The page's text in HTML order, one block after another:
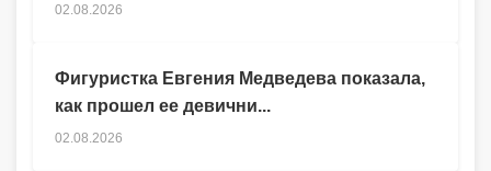
02.08.2026
Фигуристка Евгения Медведева показала,
как прошел ее девични...
02.08.2026